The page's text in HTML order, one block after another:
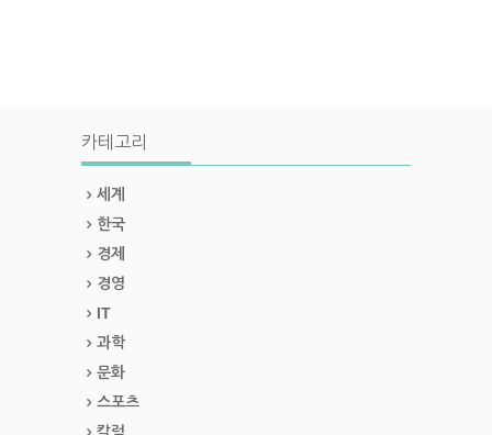
카테고리
세계
한국
경제
경영
IT
과학
문화
스포츠
칼럼